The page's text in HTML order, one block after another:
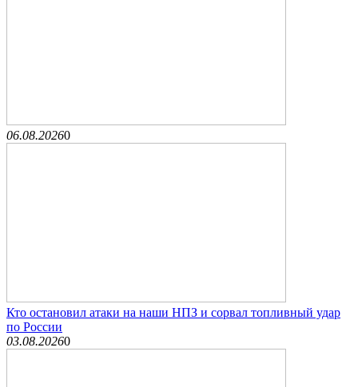
06.08.20260
Кто остановил атаки на наши НПЗ и сорвал топливный удар
по России
03.08.20260